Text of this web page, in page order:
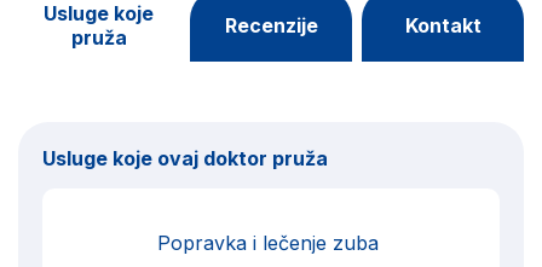
Usluge koje
pruža
Recenzije Kontakt
Usluge koje ovaj doktor pruža
Popravka i lečenje zuba